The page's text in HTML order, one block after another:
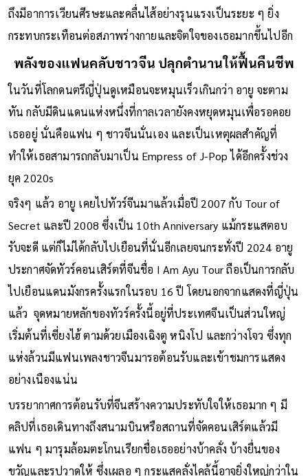
และประจวบเหมาะกับหูขวาของเธอสูญเสียการได้ยินอีกข้าง รวม
ถึงมีอาการเวียนศีรษะและคลื่นไส้อย่างรุนแรงเป็นระยะ ๆ ยิ่ง
กระทบกระเทือนต่อสภาพร่างกายและจิตใจของเธอมากขึ้นไปอีก
พลังของแฟนคลับชาวจีน ปลุกตำนานให้ฟื้นคืนชีพ
ในวันที่โลกดนตรีญี่ปุ่นดูเหมือนจะหมุนเร็วเกินกว่า อายู จะตาม
ทัน กลับมีดินแดนแห่งหนึ่งที่กาลเวลายังคงหยุดหมุนเพื่อรอคอย
ทำให้เธอสามารถกลับมาเป็น Empress of J-Pop ได้อีกครั้งช่วง
ยุค 2020s
จริงๆ แล้ว อายู เคยไปทัวร์จีนมาแล้วเมื่อปี 2007 กับ Tour of
Secret และปี 2008 ซึ่งเป็น 10th Anniversary แม้กระแสตอบ
รับจะดี แต่ก็ไม่ได้กลับไปเยือนที่นั่นอีกเลยจนกระทั่งปี 2024 อายู
ประกาศจัดทัวร์คอนเสิร์ตที่จีนชื่อ I Am Ayu Tour ถือเป็นการกลับ
ไปเยือนแดนมังกรครั้งแรกในรอบ 16 ปี โดยนอกจากแสดงที่ญี่ปุ่น
แล้ว จุดหมายหลักของทัวร์ครั้งนี้อยู่ที่ประเทศจีนเป็นส่วนใหญ่
เริ่มต้นที่เซี่ยงไฮ้ ตามด้วยเมืองเฉิงตู หนิงโป และกว่างโจว ซึ่งทุก
แห่งล้วนมีแฟนเพลงชาวจีนมารอต้อนรับและเข้าชมการแสดง
อย่างเนืองแน่น
บรรยากาศการต้อนรับที่จีนสร้างความประทับใจให้เธอมาก ๆ มี
คลิปที่เธอเดินทางถึงสนามบินหรือสถานที่จัดคอนเสิร์ตแล้วมี